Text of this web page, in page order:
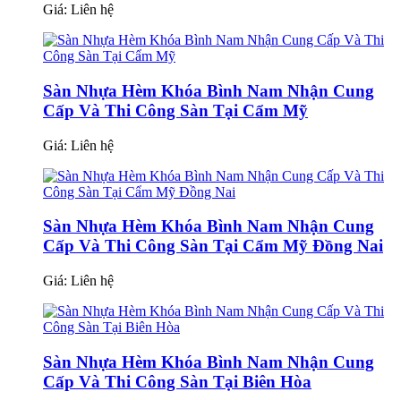
Giá: Liên hệ
Sàn Nhựa Hèm Khóa Bình Nam Nhận Cung
Cấp Và Thi Công Sàn Tại Cẩm Mỹ
Giá: Liên hệ
Sàn Nhựa Hèm Khóa Bình Nam Nhận Cung
Cấp Và Thi Công Sàn Tại Cẩm Mỹ Đồng Nai
Giá: Liên hệ
Sàn Nhựa Hèm Khóa Bình Nam Nhận Cung
Cấp Và Thi Công Sàn Tại Biên Hòa